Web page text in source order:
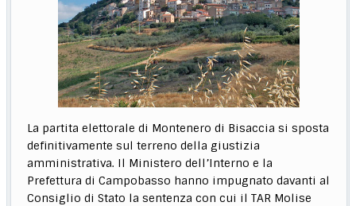
La partita elettorale di Montenero di Bisaccia si sposta
definitivamente sul terreno della giustizia
amministrativa. Il Ministero dell’Interno e la
Prefettura di Campobasso hanno impugnato davanti al
Consiglio di Stato la sentenza con cui il TAR Molise